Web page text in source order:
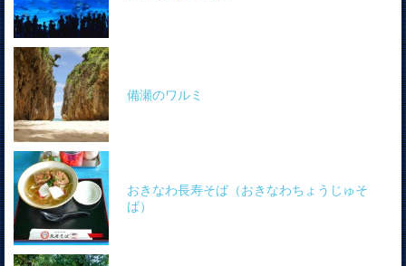
備瀬のワルミ
おきなわ長寿そば（おきなわちょうじゅそ
ば）